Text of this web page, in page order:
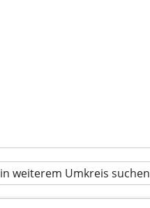
in weiterem Umkreis suchen